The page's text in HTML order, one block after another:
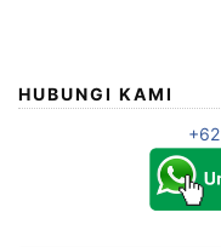
HUBUNGI KAMI